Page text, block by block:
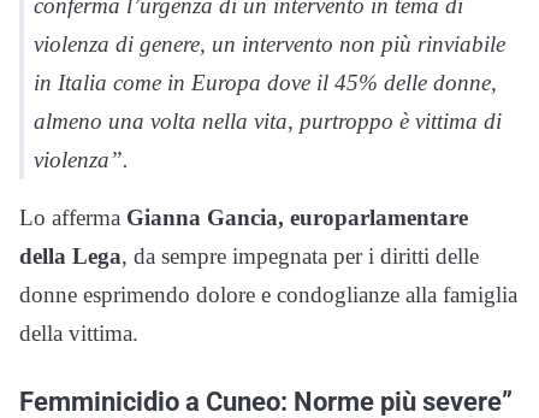
violenza di genere, un intervento non più rinviabile
in Italia come in Europa dove il 45% delle donne,
almeno una volta nella vita, purtroppo è vittima di
violenza”.
Lo afferma Gianna Gancia, europarlamentare
della Lega, da sempre impegnata per i diritti delle
donne esprimendo dolore e condoglianze alla famiglia
della vittima.
Femminicidio a Cuneo: Norme più severe”